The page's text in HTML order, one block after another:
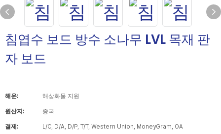
침엽수 보드 방수 소나무 LVL 목재 판
자 보드
해운: 해상화물 지원
원산지: 중국
결제: L/C, D/A, D/P, T/T, Western Union, MoneyGram, OA